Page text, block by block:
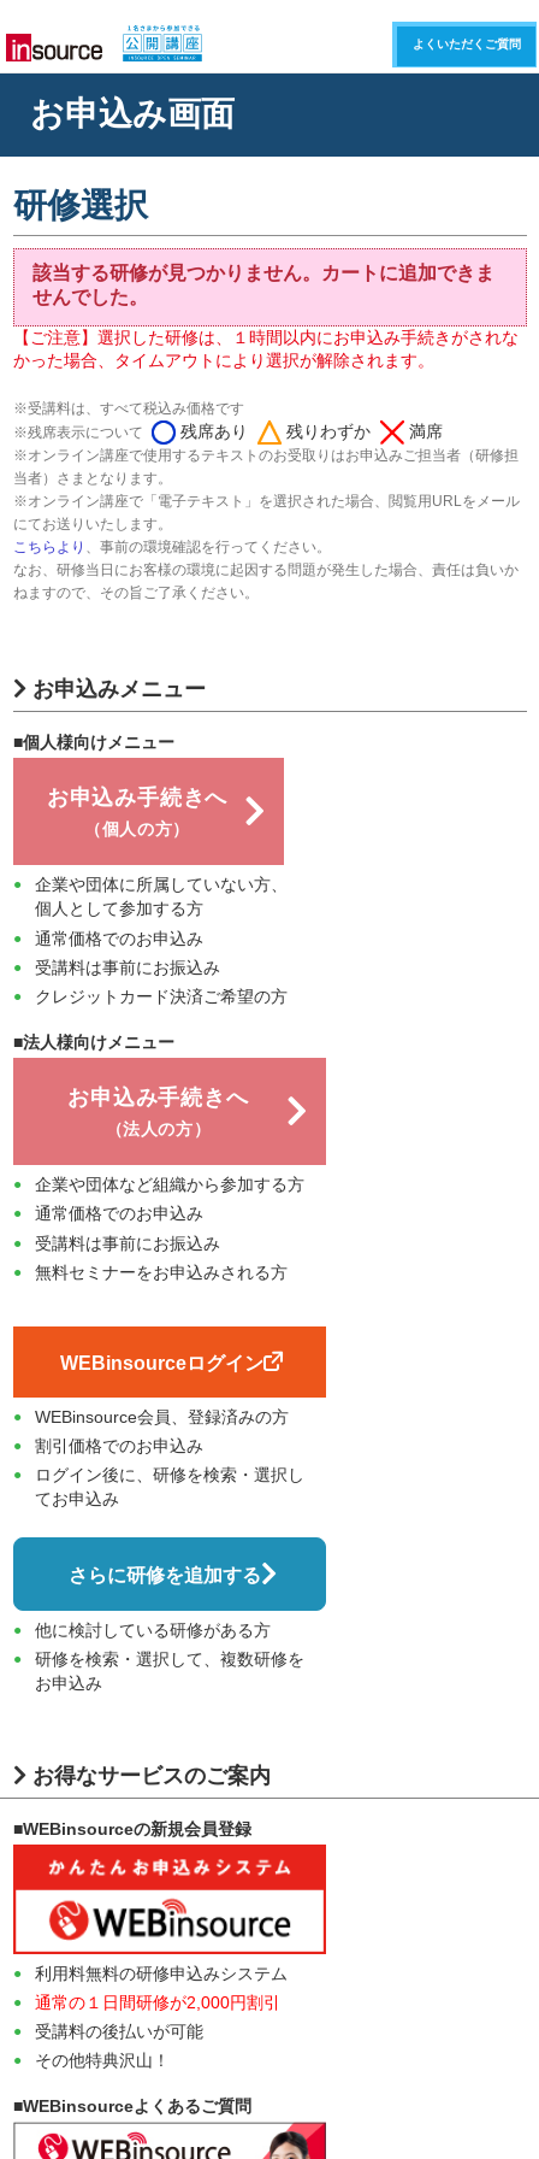
よくいただくご質問
お申込み画面
研修選択
該当する研修が見つかりません。カートに追加できま
せんでした。
【ご注意】選択した研修は、１時間以内にお申込み手続きがされな
かった場合、タイムアウトにより選択が解除されます。
※受講料は、すべて税込み価格です
※残席表示について
残席あり 残りわずか 満席
※オンライン講座で使用するテキストのお受取りはお申込みご担当者（研修担
当者）さまとなります。
※オンライン講座で「電子テキスト」を選択された場合、閲覧用URLをメール
にてお送りいたします。
こちらより 、事前の環境確認を行ってください。
なお、研修当日にお客様の環境に起因する問題が発生した場合、責任は負いか
ねますので、その旨ご了承ください。
お申込みメニュー
■個人様向けメニュー
お申込み手続きへ
（個人の方）
企業や団体に所属していない方、
個人として参加する方
通常価格でのお申込み
受講料は事前にお振込み
クレジットカード決済ご希望の方
■法人様向けメニュー
お申込み手続きへ
（法人の方）
企業や団体など組織から参加する方
通常価格でのお申込み
受講料は事前にお振込み
無料セミナーをお申込みされる方
WEBinsourceログイン
WEBinsource会員、登録済みの方
割引価格でのお申込み
ログイン後に、研修を検索・選択し
てお申込み
さらに研修を追加する
他に検討している研修がある方
研修を検索・選択して、複数研修を
お申込み
お得なサービスのご案内
■WEBinsourceの新規会員登録
利用料無料の研修申込みシステム
通常の１日間研修が2,000円割引
受講料の後払いが可能
その他特典沢山！
■WEBinsourceよくあるご質問